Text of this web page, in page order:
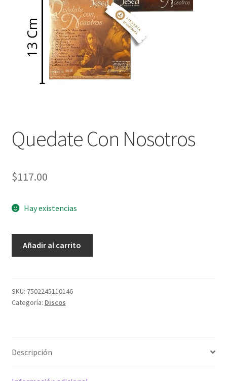
Política de privacidad
Contáctanos
Quedate Con Nosotros
$117.00
Hay existencias
Añadir al carrito
SKU: 7502245110146
Categoría: Discos
Descripción